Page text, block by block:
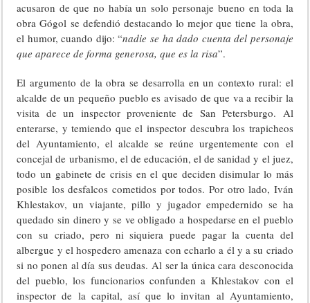
acusaron de que no había un solo personaje bueno en toda la
obra Gógol se defendió destacando lo mejor que tiene la obra,
el humor, cuando dijo: “nadie se ha dado cuenta del personaje
que aparece de forma generosa, que es la risa”.
El argumento de la obra se desarrolla en un contexto rural: el
alcalde de un pequeño pueblo es avisado de que va a recibir la
visita de un inspector proveniente de San Petersburgo. Al
enterarse, y temiendo que el inspector descubra los trapicheos
del Ayuntamiento, el alcalde se reúne urgentemente con el
concejal de urbanismo, el de educación, el de sanidad y el juez,
todo un gabinete de crisis en el que deciden disimular lo más
posible los desfalcos cometidos por todos. Por otro lado, Iván
Khlestakov, un viajante, pillo y jugador empedernido se ha
quedado sin dinero y se ve obligado a hospedarse en el pueblo
con su criado, pero ni siquiera puede pagar la cuenta del
albergue y el hospedero amenaza con echarlo a él y a su criado
si no ponen al día sus deudas. Al ser la única cara desconocida
del pueblo, los funcionarios confunden a Khlestakov con el
inspector de la capital, así que lo invitan al Ayuntamiento,